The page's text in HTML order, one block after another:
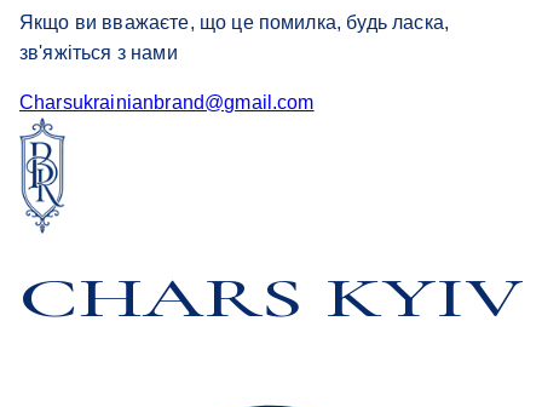
Якщо ви вважаєте, що це помилка, будь ласка,
зв'яжіться з нами
Charsukrainianbrand@gmail.com
CHARS KYIV